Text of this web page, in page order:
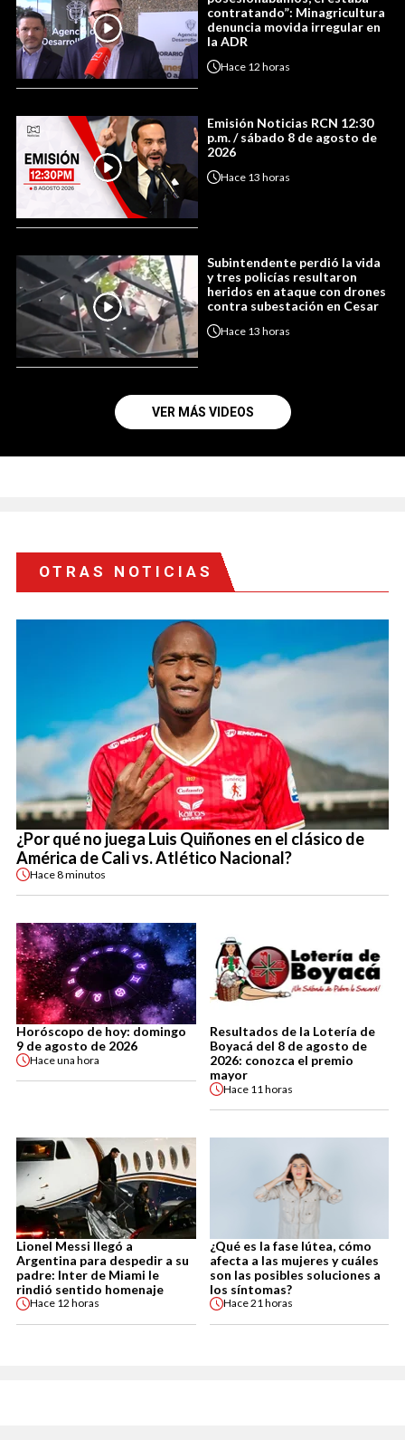
contratando”: Minagricultura
denuncia movida irregular en
la ADR
Hace 12 horas
Emisión Noticias RCN 12:30
p.m. / sábado 8 de agosto de
2026
Hace 13 horas
Subintendente perdió la vida
y tres policías resultaron
heridos en ataque con drones
contra subestación en Cesar
Hace 13 horas
VER MÁS VIDEOS
OTRAS NOTICIAS
¿Por qué no juega Luis Quiñones en el clásico de
América de Cali vs. Atlético Nacional?
Hace8 minutos
Horóscopo de hoy: domingo
9 de agosto de 2026
Haceuna hora
Resultados de la Lotería de
Boyacá del 8 de agosto de
2026: conozca el premio
mayor
Hace 11 horas
Lionel Messi llegó a
Argentina para despedir a su
padre: Inter de Miami le
rindió sentido homenaje
Hace 12 horas
¿Qué es la fase lútea, cómo
afecta a las mujeres y cuáles
son las posibles soluciones a
los síntomas?
Hace21 horas